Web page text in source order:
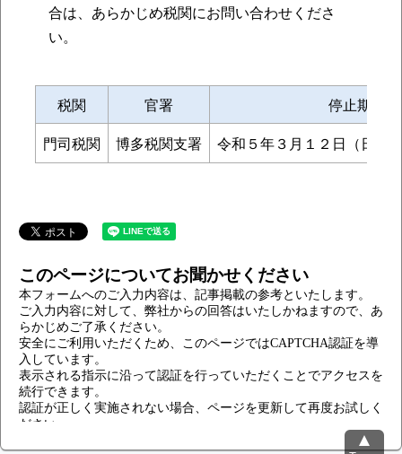
合は、あらかじめ税関にお問い合わせくださ
い。
税関 官署
停止期間
門司税関
博多税関支署 令和５年３月１２日（日）
このページについてお聞かせください